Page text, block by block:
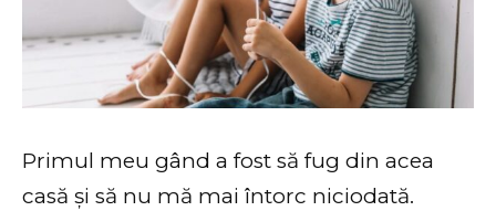
Primul meu gând a fost să fug din acea
casă și să nu mă mai întorc niciodată.